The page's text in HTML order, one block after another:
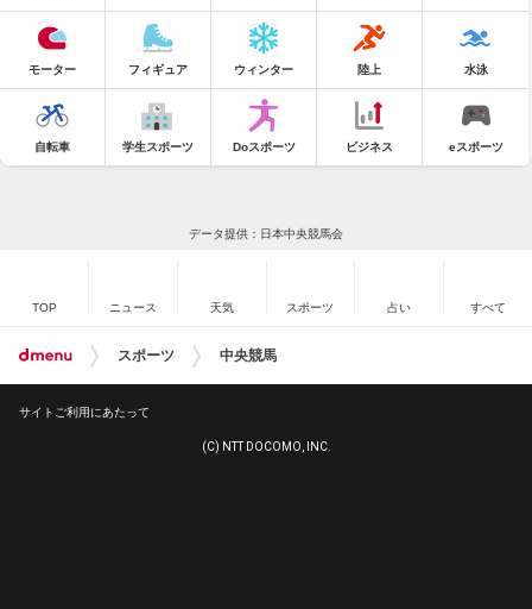
モーター フィギュア ウィンター 陸上 水泳
自転車 学生スポーツ Doスポーツ ビジネス eスポーツ
データ提供：日本中央競馬会
TOP ニュース 天気 スポーツ 占い すべて
スポーツ 中央競馬
サイトご利用にあたって
(C) NTT DOCOMO, INC.